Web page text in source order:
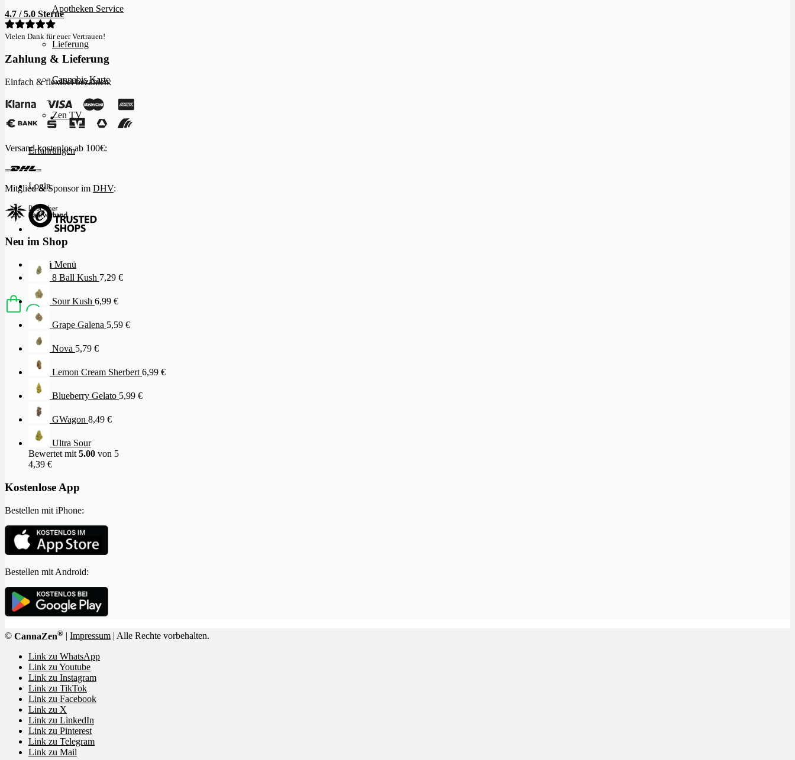
Apotheken Service
Lieferung
Cannabis Karte
Zen TV
Erfahrungen
Login
Menü Menü
4.7 / 5.0 Sterne
Vielen Dank für euer Vertrauen!
Zahlung & Lieferung
Einfach & flexibel bezahlen:
Versand kostenlos ab 100€:
Mitglied & Sponsor im DHV:
Neu im Shop
8 Ball Kush 7,29 €
Sour Kush 6,99 €
Grape Galena 5,59 €
Nova 5,79 €
Lemon Cream Sherbert 6,99 €
Blueberry Gelato 5,99 €
GWagon 8,49 €
Ultra Sour
Bewertet mit 5.00 von 5
4,39 €
Kostenlose App
Bestellen mit iPhone:
Bestellen mit Android:
© CannaZen® Impressum | Alle Rechte vorbehalten.
Link zu WhatsApp
Link zu Youtube
Link zu Instagram
Link zu TikTok
Link zu Facebook
Link zu X
Link zu LinkedIn
Link zu Pinterest
Link zu Telegram
Link zu Mail